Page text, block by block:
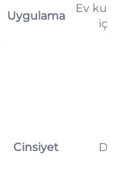
Uygulama
Ev
Cinsiyet